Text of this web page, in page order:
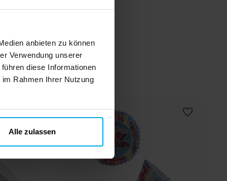
anbieten zu können
Verwendung unserer
diese Informationen
Rahmen Ihrer Nutzung
Alle zulassen